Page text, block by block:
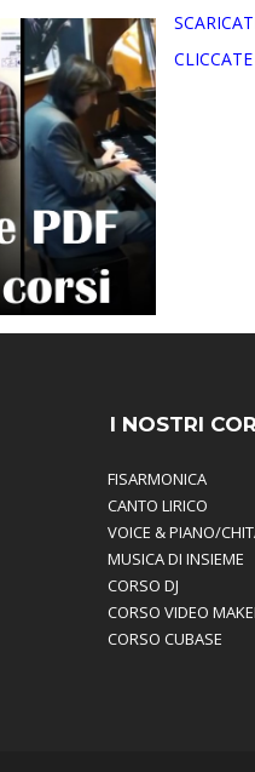
I NOSTRI
FISARMONICA
CANTO LIRICO
VOICE & PIANO/
MUSICA DI INSIEME
CORSO DJ
CORSO VIDEO
CORSO CUBASE